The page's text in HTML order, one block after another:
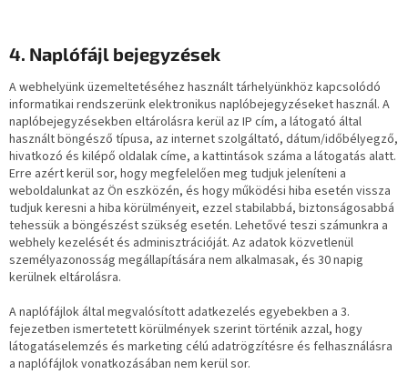
4. Naplófájl bejegyzések
A webhelyünk üzemeltetéséhez használt tárhelyünkhöz kapcsolódó
informatikai rendszerünk elektronikus naplóbejegyzéseket használ. A
naplóbejegyzésekben eltárolásra kerül az IP cím, a látogató által
használt böngésző típusa, az internet szolgáltató, dátum/időbélyegző,
hivatkozó és kilépő oldalak címe, a kattintások száma a látogatás alatt.
Erre azért kerül sor, hogy megfelelően meg tudjuk jeleníteni a
weboldalunkat az Ön eszközén, és hogy működési hiba esetén vissza
tudjuk keresni a hiba körülményeit, ezzel stabilabbá, biztonságosabbá
tehessük a böngészést szükség esetén. Lehetővé teszi számunkra a
webhely kezelését és adminisztrációját. Az adatok közvetlenül
személyazonosság megállapítására nem alkalmasak, és 30 napig
kerülnek eltárolásra.
A naplófájlok által megvalósított adatkezelés egyebekben a 3.
fejezetben ismertetett körülmények szerint történik azzal, hogy
látogatáselemzés és marketing célú adatrögzítésre és felhasználásra
a naplófájlok vonatkozásában nem kerül sor.